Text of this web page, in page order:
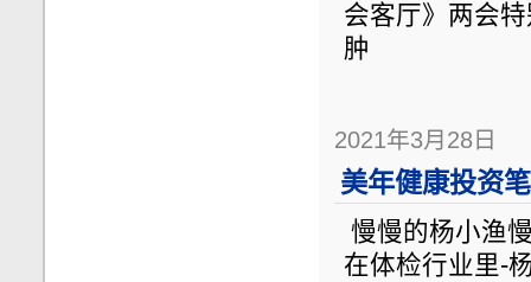
会客厅》两会
肿
2021年3月28日
美年健康投资
慢慢的杨小渔
在体检行业里-